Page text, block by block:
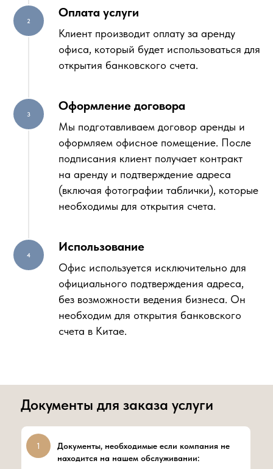
Оплата услуги
Клиент производит оплату за аренду
офиса, который будет использоваться для
открытия банковского счета.
Оформление договора
Мы подготавливаем договор аренды и
оформляем офисное помещение. После
подписания клиент получает контракт
на аренду и подтверждение адреса
(включая фотографии таблички), которые
необходимы для открытия счета.
Использование
Офис используется исключительно для
официального подтверждения адреса,
без возможности ведения бизнеса. Он
необходим для открытия банковского
счета в Китае.
Документы для заказа услуги
Документы, необходимые если компания не
находится на нашем обслуживании:
1